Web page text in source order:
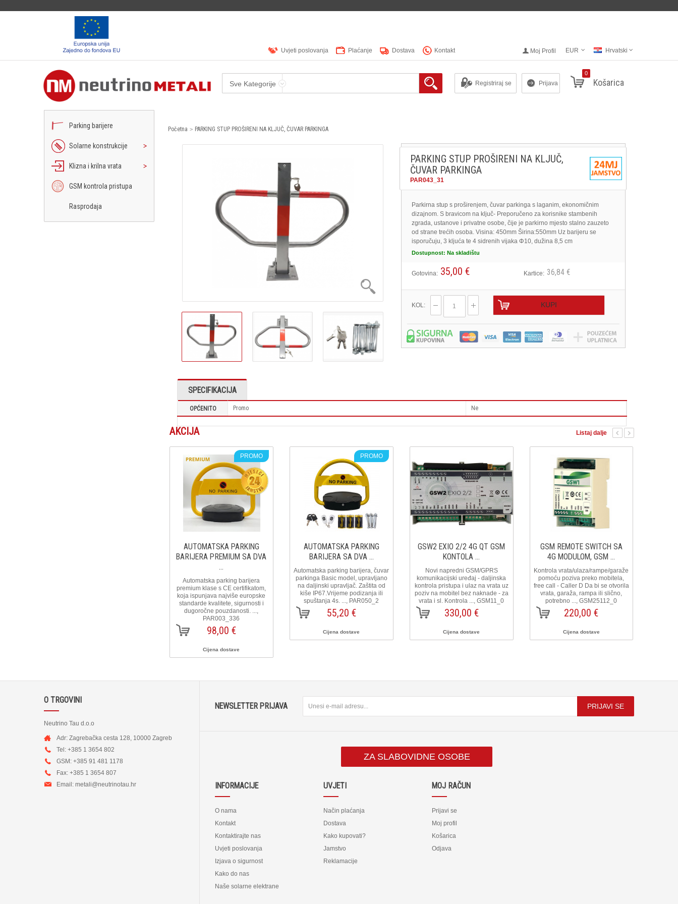
Uvjeti poslovanja Plaćanje Dostava Kontakt Moj Profil EUR Hrvatski
0
Košarica
Sve Kategorije Registriraj se Prijava
Početna PARKING STUP PROŠIRENI NA KLJUČ, ČUVAR PARKINGA
Parking barijere
Solarne konstrukcije
Klizna i krilna vrata
GSM kontrola pristupa
Rasprodaja
PARKING STUP PROŠIRENI NA KLJUČ,
ČUVAR PARKINGA
PAR043_31
Parkirna stup s proširenjem, čuvar parkinga s laganim, ekonomičnim
dizajnom. S bravicom na ključ- Preporučeno za korisnike stambenih
zgrada, ustanove i privatne osobe, čije je parkirno mjesto stalno zauzeto
od strane trećih osoba. Visina: 450mm Širina:550mm Uz barijeru se
isporučuju, 3 kljuća te 4 sidrenih vijaka Φ10, dužina 8,5 cm
Dostupnost: Na skladištu
Gotovina: 35,00 € Kartice: 36,84 €
KOL: KUPI
SPECIFIKACIJA
OPĆENITO Promo Ne
AKCIJA Listaj dalje
PROMO
AUTOMATSKA PARKING
BARIJERA PREMIUM SA DVA
...
Automatska parking barijera
premium klase s CE certifikatom,
koja ispunjava najviše europske
standarde kvalitete, sigurnosti i
dugoročne pouzdanosti. ...,
PAR003_336
98,00 €
Cijena dostave
PROMO
AUTOMATSKA PARKING
BARIJERA SA DVA ...
Automatska parking barijera, čuvar
parkinga Basic model, upravljano
na daljinski upravljač. Zaštita od
kiše IP67.Vrijeme podizanja ili
spuštanja 4s. ..., PAR050_2
55,20 €
Cijena dostave
GSW2 EXIO 2/2 4G QT GSM
KONTOLA ...
Novi napredni GSM/GPRS
komunikacijski uređaj - daljinska
kontrola pristupa i ulaz na vrata uz
poziv na mobitel bez naknade - za
vrata i sl. Kontrola ..., GSM11_0
330,00 €
Cijena dostave
GSM REMOTE SWITCH SA
4G MODULOM, GSM ...
Kontrola vrata/ulaza/rampe/garaže
pomoću poziva preko mobitela,
free call - Caller D Da bi se otvorila
vrata, garaža, rampa ili slično,
potrebno ..., GSM25112_0
220,00 €
Cijena dostave
O TRGOVINI
Neutrino Tau d.o.o
Adr: Zagrebačka cesta 128, 10000 Zagreb
Tel: +385 1 3654 802
GSM: +385 91 481 1178
Fax: +385 1 3654 807
Email: metali@neutrinotau.hr
NEWSLETTER PRIJAVA PRIJAVI SE
ZA SLABOVIDNE OSOBE
INFORMACIJE
O nama
Kontakt
Kontaktirajte nas
Uvjeti poslovanja
Izjava o sigurnost
Kako do nas
Naše solarne elektrane
UVJETI
Način plaćanja
Dostava
Kako kupovati?
Jamstvo
Reklamacije
MOJ RAČUN
Prijavi se
Moj profil
Košarica
Odjava